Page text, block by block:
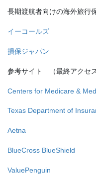
長期渡航者向けの海外旅行
イーコールズ
損保ジャパン
参考サイト （最終アクセ
Centers for Medicare &
Texas Department of
Aetna
BlueCross BlueShield
ValuePenguin